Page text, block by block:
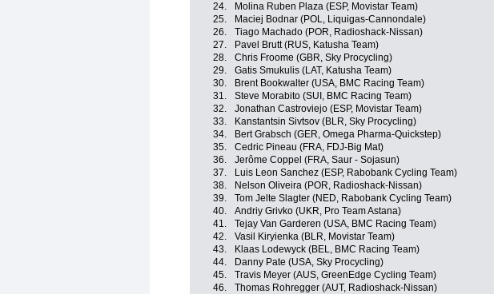
24.
Molina Ruben Plaza (ESP, Movistar Team)
25.
Maciej Bodnar (POL, Liquigas-Cannondale)
26.
Tiago Machado (POR, Radioshack-Nissan)
27.
Pavel Brutt (RUS, Katusha Team)
28.
Chris Froome (GBR, Sky Procycling)
29.
Gatis Smukulis (LAT, Katusha Team)
30.
Brent Bookwalter (USA, BMC Racing Team)
31.
Steve Morabito (SUI, BMC Racing Team)
32.
Jonathan Castroviejo (ESP, Movistar Team)
33.
Kanstantsin Sivtsov (BLR, Sky Procycling)
34.
Bert Grabsch (GER, Omega Pharma-Quickstep)
35.
Cedric Pineau (FRA, FDJ-Big Mat)
36.
Jerôme Coppel (FRA, Saur - Sojasun)
37.
Luis Leon Sanchez (ESP, Rabobank Cycling Team)
38.
Nelson Oliveira (POR, Radioshack-Nissan)
39.
Tom Jelte Slagter (NED, Rabobank Cycling Team)
40.
Andriy Grivko (UKR, Pro Team Astana)
41.
Tejay Van Garderen (USA, BMC Racing Team)
42.
Vasil Kiryienka (BLR, Movistar Team)
43.
Klaas Lodewyck (BEL, BMC Racing Team)
44.
Danny Pate (USA, Sky Procycling)
45.
Travis Meyer (AUS, GreenEdge Cycling Team)
46.
Thomas Rohregger (AUT, Radioshack-Nissan)